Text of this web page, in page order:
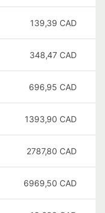
139,39 CAD
348,47 CAD
696,95 CAD
1393,90 CAD
2787,80 CAD
6969,50 CAD